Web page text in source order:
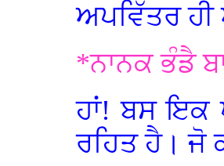
ਅਪਵਿੱਤਰ ਹੀ
*ਨਾਨਕ ਭੰਡੈ
ਹਾਂ! ਬਸ ਇਕ
ਰਹਿਤ ਹੈ। ਜੋ